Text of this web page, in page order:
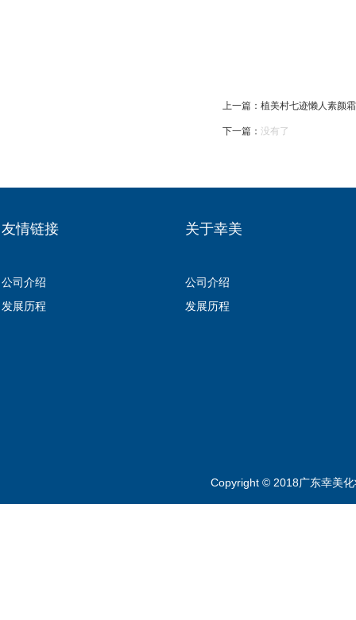
上一篇： 植美村七迹懒人素颜霜
下一篇： 没有了
友情链接 关于幸美
公司介绍
发展历程
公司介绍
发展历程
Copyright © 2018广东幸美